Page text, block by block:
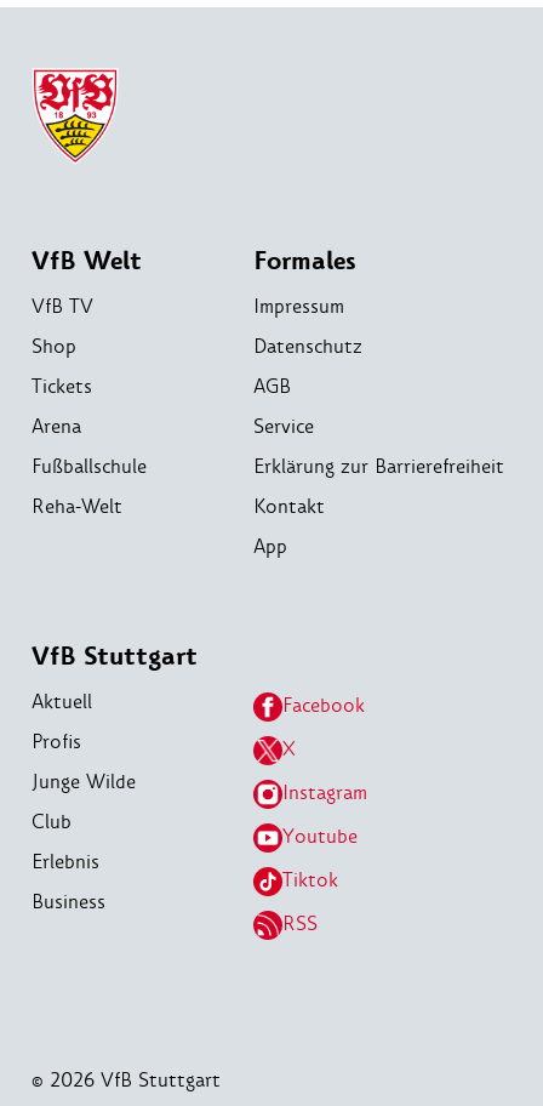
VfB Welt
VfB TV
Shop
Tickets
Arena
Fußballschule
Reha-Welt
Formales
Impressum
Datenschutz
AGB
Service
Erklärung zur Barrierefreiheit
Kontakt
App
VfB Stuttgart
Aktuell
Profis
Junge Wilde
Club
Erlebnis
Business
Facebook
X
Instagram
Youtube
Tiktok
RSS
© 2026 VfB Stuttgart